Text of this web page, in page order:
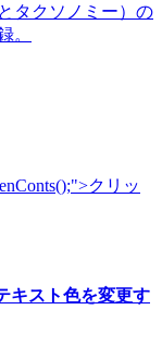
タクソノミー）の
。
クリッ
キスト色を変更す